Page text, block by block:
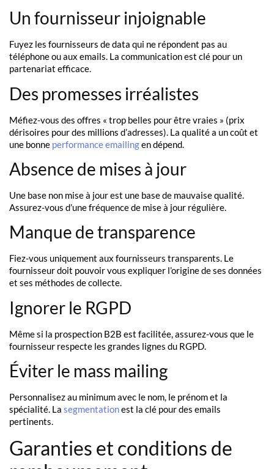
Un fournisseur injoignable
Fuyez les fournisseurs de data qui ne répondent pas au
téléphone ou aux emails. La communication est clé pour un
partenariat efficace.
Des promesses irréalistes
Méfiez-vous des offres « trop belles pour être vraies » (prix
dérisoires pour des millions d’adresses). La qualité a un coût et
une bonne performance emailingen dépend.
Absence de mises à jour
Une base non mise à jour est une base de mauvaise qualité.
Assurez-vous d’une fréquence de mise à jour régulière.
Manque de transparence
Fiez-vous uniquement aux fournisseurs transparents. Le
fournisseur doit pouvoir vous expliquer l’origine de ses données
et ses méthodes de collecte.
Ignorer le RGPD
Même si la prospection B2B est facilitée, assurez-vous que le
fournisseur respecte les grandes lignes du RGPD.
Éviter le mass mailing
Personnalisez au minimum avec le nom, le prénom et la
spécialité. La segmentationest la clé pour des emails
pertinents.
Garanties et conditions de